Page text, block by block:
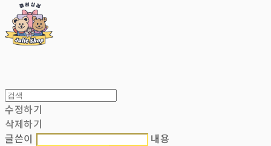
수정하기
삭제하기
글쓴이
내용